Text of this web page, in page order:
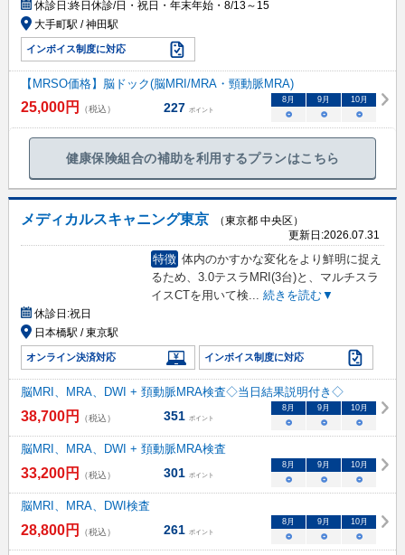
休診日:終日休診/日・祝日・年末年始・8/13～15
大手町駅 / 神田駅
インボイス制度に対応
【MRSO価格】脳ドック(脳MRI/MRA・頸動脈MRA)
25,000円 （税込） 227 ポイント
8 月 9 月 10月
○ ○ ○
健康保険組合の補助を利用するプランはこちら
メディカルスキャニング東京
（東京都 中央区）
更新日:2026.07.31
特徴 体内のかすかな変化をより鮮明に捉え
るため、3.0テスラMRI(3台)と、マルチスラ
イスCTを用いて検... 続きを読む▼
休診日:祝日
日本橋駅 / 東京駅
オンライン決済対応 インボイス制度に対応
脳MRI、MRA、DWI + 頚動脈MRA検査◇当日結果説明付き◇
38,700円 （税込） 351 ポイント
8月 9月 10月
○ ○ ○
脳MRI、MRA、DWI + 頚動脈MRA検査
33,200円 （税込） 301 ポイント
8月 9月 10月
○ ○ ○
脳MRI、MRA、DWI検査
28,800円 （税込） 261 ポイント
8月 9月 10月
○ ○ ○